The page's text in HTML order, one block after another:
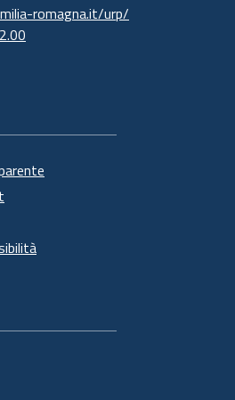
romagna.it/urp/